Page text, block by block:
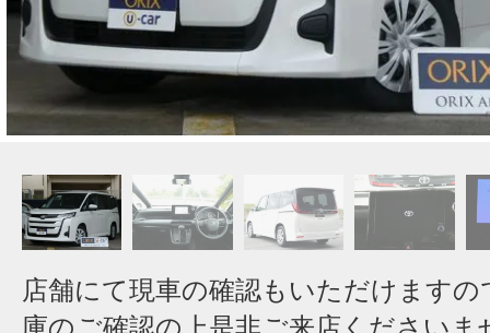
店舗にて現車の確認もいただけますの
庫のご確認の上是非ご来店くださいま